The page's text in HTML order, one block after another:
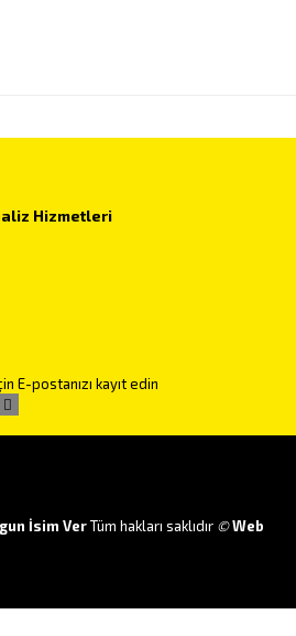
Hizmetleri
E-postanızı kayıt edin
İsim VerTüm hakları saklıdır ©Web